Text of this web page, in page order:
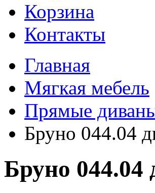
Корзина
Контакты
Главная
Мягкая мебель
Прямые
Бруно 044.04
Бруно 044.04